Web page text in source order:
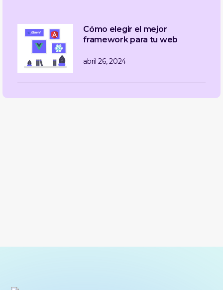
Cómo elegir el mejor
framework para tu web
abril 26, 2024